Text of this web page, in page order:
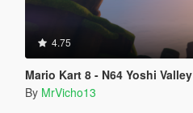
4.75
Mario Kart 8 - N64 Yoshi Valley
By MrVicho13